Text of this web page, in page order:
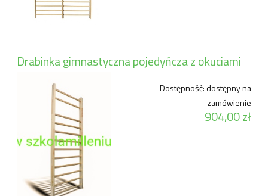
Drabinka gimnastyczna pojedyńcza z okuciami
Dostępność:dostępny na
zamówienie
904,00 zł